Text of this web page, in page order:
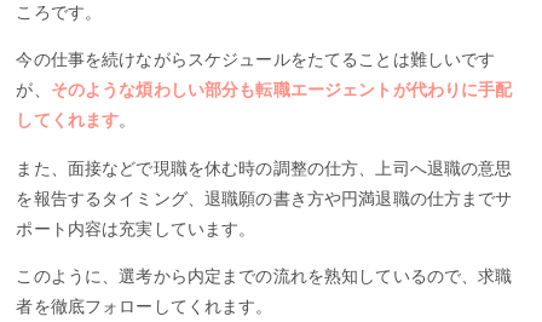
ころです。
今の仕事を続けながらスケジュールをたてることは難しいです
が、 そのような煩わしい部分も転職エージェントが代わりに手配
してくれます。
また、面接などで現職を休む時の調整の仕方、上司へ退職の意思
を報告するタイミング、退職願の書き方や円満退職の仕方までサ
ポート内容は充実しています。
このように、選考から内定までの流れを熟知しているので、求職
者を徹底フォローしてくれます。